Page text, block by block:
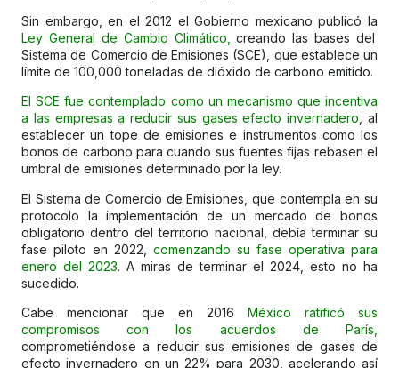
Sin embargo, en el 2012 el Gobierno mexicano publicó la
Ley General de Cambio Climático,
creando las bases del
Sistema de Comercio de Emisiones (SCE), que establece un
límite de 100,000 toneladas de dióxido de carbono emitido.
El SCE fue contemplado como un mecanismo que incentiva
a las empresas a reducir sus gases efecto invernadero, al
establecer un tope de emisiones e instrumentos como los
bonos de carbono para cuando sus fuentes fijas rebasen el
umbral de emisiones determinado por la ley.
El Sistema de Comercio de Emisiones, que contempla en su
protocolo la implementación de un mercado de bonos
obligatorio dentro del territorio nacional, debía terminar su
fase piloto en 2022, comenzando su fase operativa para
enero del 2023. A miras de terminar el 2024, esto no ha
sucedido.
Cabe mencionar que en 2016 México ratificó sus
compromisos con los acuerdos de París,
comprometiéndose a reducir sus emisiones de gases de
efecto invernadero en un 22% para 2030, acelerando así